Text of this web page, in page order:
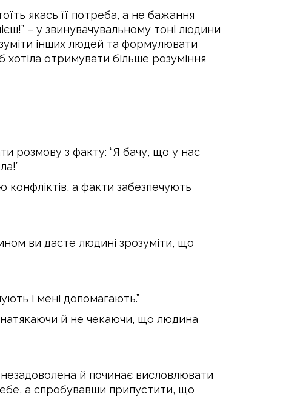
якась її потреба, а не бажання
– у звинувачувальному тоні людини
інших людей та формулювати
отримувати більше розуміння
розмову з факту: “Я бачу, що у нас
а факти забезпечують
ви дасте людині зрозуміти, що
і мені допомагають.”
натякаючи й не чекаючи, що людина
й починає висловлювати
а спробувавши припустити, що